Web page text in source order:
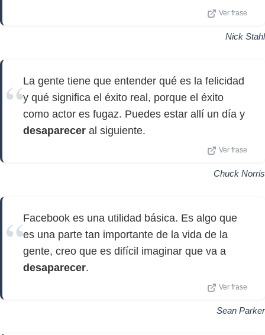
Ver frase
Nick Stahl
La gente tiene que entender qué es la felicidad
y qué significa el éxito real, porque el éxito
como actor es fugaz. Puedes estar allí un día y
desaparecer al siguiente.
Ver frase
Chuck Norris
Facebook es una utilidad básica. Es algo que
es una parte tan importante de la vida de la
gente, creo que es difícil imaginar que va a
desaparecer.
Ver frase
Sean Parker